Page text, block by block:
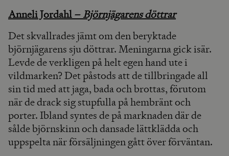
Anneli Jordahl –Björnjägarens döttrar
Det skvallrades jämt om den beryktade
björnjägarens sju döttrar. Meningarna gick isär.
Levde de verkligen på helt egen hand ute i
vildmarken? Det påstods att de tillbringade all
sin tid med att jaga, bada och brottas, förutom
när de drack sig stupfulla på hembränt och
porter. Ibland syntes de på marknaden där de
sålde björnskinn och dansade lättklädda och
uppspelta när försäljningen gått över förväntan.